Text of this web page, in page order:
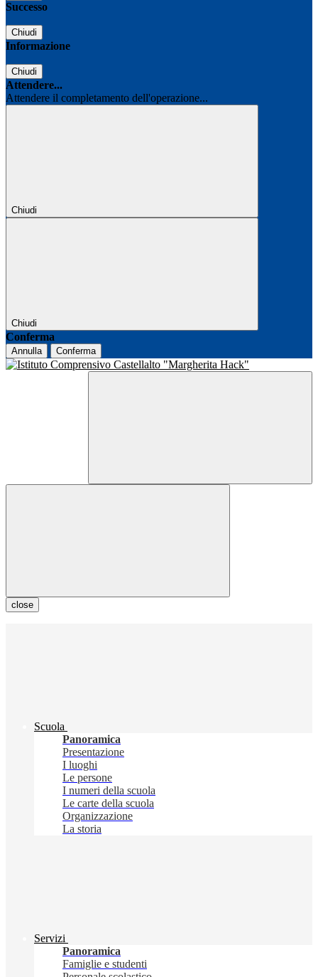
Successo
Chiudi
Informazione
Chiudi
Attendere...
Attendere il completamento dell'operazione...
Chiudi
Chiudi
Conferma
Annulla Conferma
close
Scuola
Panoramica
Presentazione
I luoghi
Le persone
I numeri della scuola
Le carte della scuola
Organizzazione
La storia
Servizi
Panoramica
Famiglie e studenti